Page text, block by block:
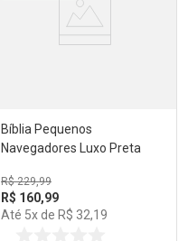
Bíblia Pequenos
Navegadores Luxo Preta
R$ 229,99
R$ 160,99
Até 5x de R$ 32,19